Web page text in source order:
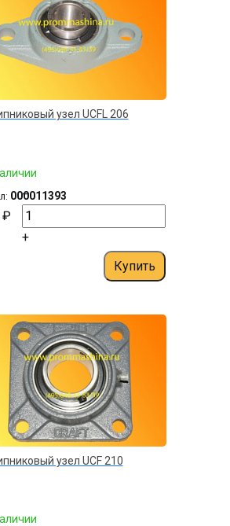
узел UСFL 206
000011393
₽
–
+
Купить
узел UСF 210